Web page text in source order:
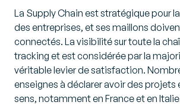
La Supply Chain est stratégique pour
des entreprises, et ses maillons
connectés. La visibilité sur toute la
tracking et est considérée par la
véritable levier de satisfaction.
enseignes à déclarer avoir des projets
sens, notamment en France et en